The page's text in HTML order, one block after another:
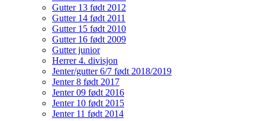
Gutter 13 født 2012
Gutter 14 født 2011
Gutter 15 født 2010
Gutter 16 født 2009
Gutter junior
Herrer 4. divisjon
Jenter/gutter 6/7 født 2018/2019
Jenter 8 født 2017
Jenter 09 født 2016
Jenter 10 født 2015
Jenter 11 født 2014